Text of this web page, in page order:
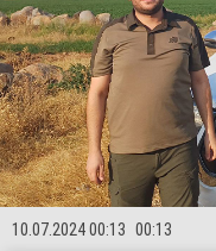
00:13
10.07.2024 00:13